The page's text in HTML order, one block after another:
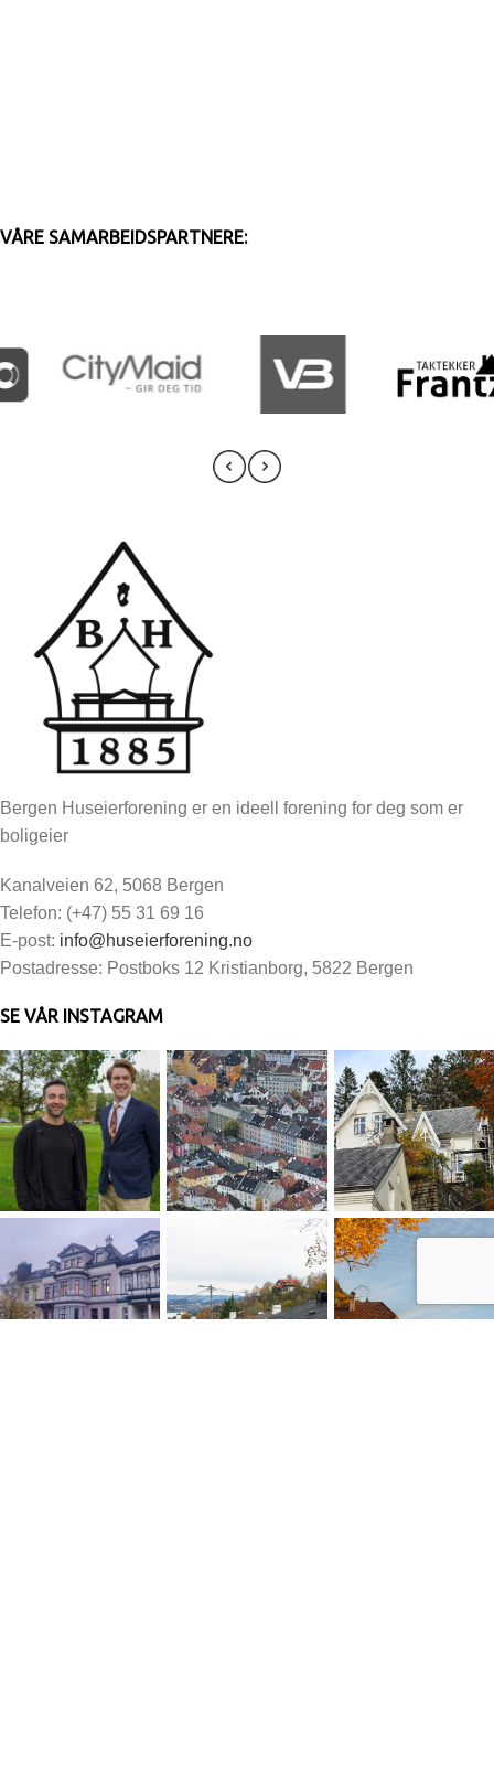
VÅRE SAMARBEIDSPARTNERE:
Bergen Huseierforening er en ideell forening for deg som er
boligeier
Kanalveien 62, 5068 Bergen
Telefon: (+47) 55 31 69 16
E-post: info@huseierforening.no
Postadresse: Postboks 12 Kristianborg, 5822 Bergen
SE VÅR INSTAGRAM